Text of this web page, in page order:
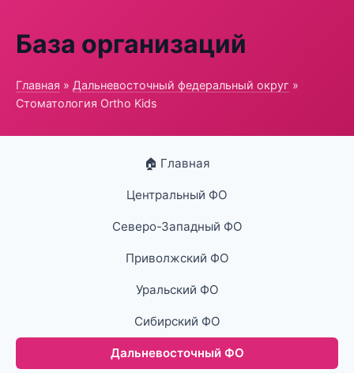
База организаций
Главная » Дальневосточный федеральный округ »
Стоматология Ortho Kids
🏠 Главная
Центральный ФО
Северо-Западный ФО
Приволжский ФО
Уральский ФО
Сибирский ФО
Дальневосточный ФО